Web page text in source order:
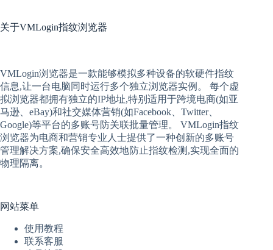
关于VMLogin指纹浏览器
VMLogin浏览器是一款能够模拟多种设备的软硬件指纹
信息,让一台电脑同时运行多个独立浏览器实例。 每个虚
拟浏览器都拥有独立的IP地址,特别适用于跨境电商(如亚
马逊、eBay)和社交媒体营销(如Facebook、Twitter、
Google)等平台的多账号防关联批量管理。 VMLogin指纹
浏览器为电商和营销专业人士提供了一种创新的多账号
管理解决方案,确保安全高效地防止指纹检测,实现全面的
物理隔离。
网站菜单
使用教程
联系客服